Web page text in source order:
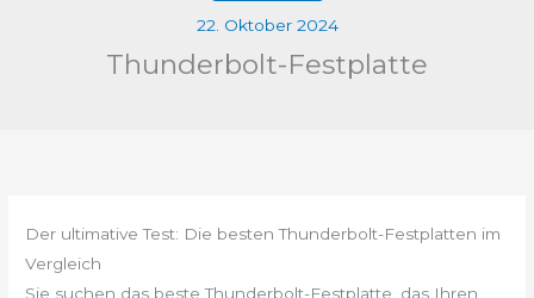
22. Oktober 2024
Thunderbolt-Festplatte
Der ultimative Test: Die besten Thunderbolt-Festplatten im
Vergleich
Sie suchen das beste Thunderbolt-Festplatte, das Ihren